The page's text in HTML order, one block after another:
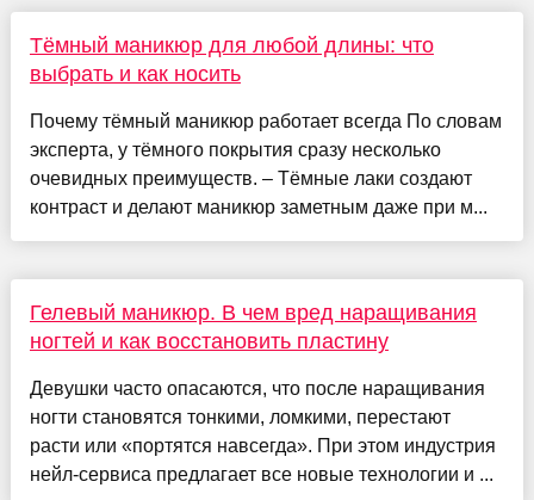
Тёмный маникюр для любой длины: что
выбрать и как носить
Почему тёмный маникюр работает всегда По словам
эксперта, у тёмного покрытия сразу несколько
очевидных преимуществ. – Тёмные лаки создают
контраст и делают маникюр заметным даже при м...
Гелевый маникюр. В чем вред наращивания
ногтей и как восстановить пластину
Девушки часто опасаются, что после наращивания
ногти становятся тонкими, ломкими, перестают
расти или «портятся навсегда». При этом индустрия
нейл-сервиса предлагает все новые технологии и ...